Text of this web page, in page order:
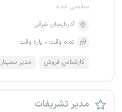
منقضی شده
آذربایجان شرقی
تمام وقت
پاره وقت
کارشناس فروش مدیر سمینار
مدیر تشریفات